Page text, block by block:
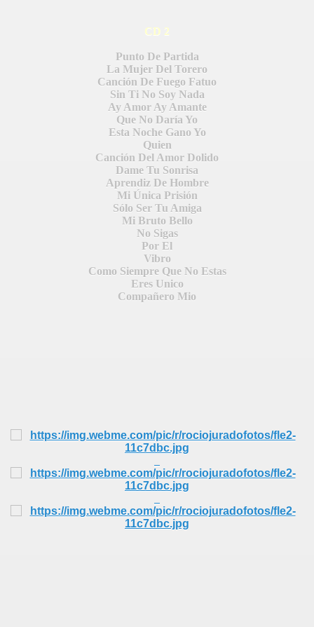
CD 2
Punto De Partida
La Mujer Del Torero
Canción De Fuego Fatuo
Sin Ti No Soy Nada
Ay Amor Ay Amante
Que No Daría Yo
Esta Noche Gano Yo
Quien
Canción Del Amor Dolido
Dame Tu Sonrisa
Aprendiz De Hombre
Mi Única Prisión
Sólo Ser Tu Amiga
Mi Bruto Bello
No Sigas
Por El
Vibro
Como Siempre Que No Estas
Eres Unico
Compañero Mio
GRANDE